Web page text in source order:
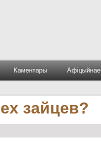
Каментары Афіцыйнае
зайцев?